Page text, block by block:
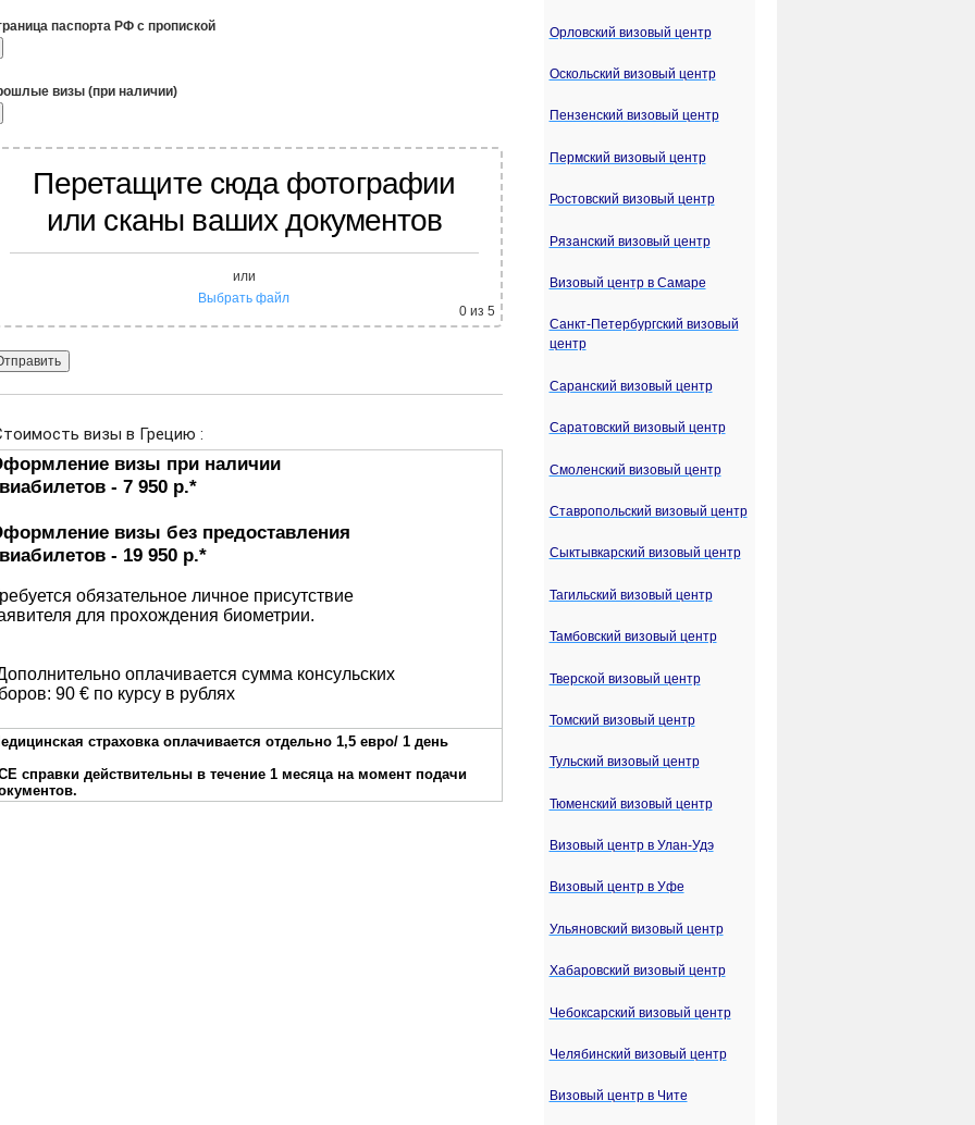
паспорта РФ с пропиской
визы (при наличии)
Перетащите сюда фотографии
или сканы ваших документов
или
Выбрать файл
0из 5
Орловский визовый центр
Оскольский визовый центр
Пензенский визовый центр
Пермский визовый центр
Ростовский визовый центр
Рязанский визовый центр
Визовый центр в Самаре
Санкт-Петербургский визовый
центр
Саранский визовый центр
Саратовский визовый центр
Смоленский визовый центр
Ставропольский визовый центр
Сыктывкарский визовый центр
Тагильский визовый центр
Тамбовский визовый центр
Тверской визовый центр
Томский визовый центр
Тульский визовый центр
Тюменский визовый центр
Визовый центр в Улан-Удэ
Визовый центр в Уфе
Ульяновский визовый центр
Хабаровский визовый центр
Чебоксарский визовый центр
Челябинский визовый центр
Визовый центр в Чите